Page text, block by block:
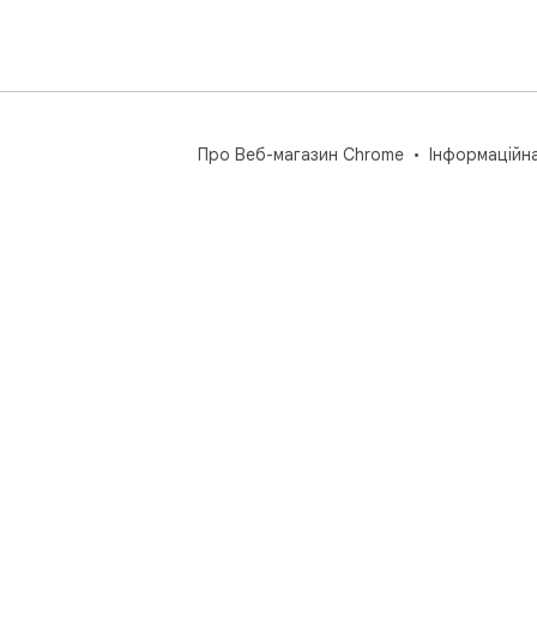
Про Веб-магазин Chrome